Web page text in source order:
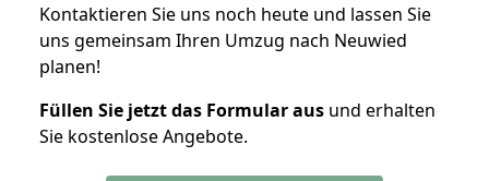
Kontaktieren Sie uns noch heute und lassen Sie
uns gemeinsam Ihren Umzug nach Neuwied
planen!
Füllen Sie jetzt das Formular aus und erhalten
Sie kostenlose Angebote.